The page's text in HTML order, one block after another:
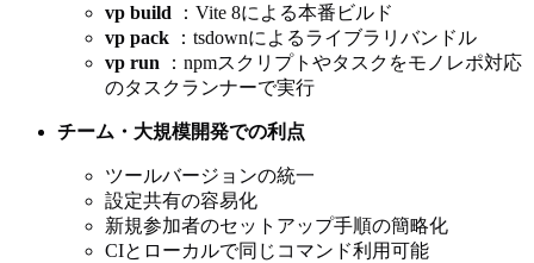
vp build ：Vite 8による本番ビルド
vp pack ：tsdownによるライブラリバンドル
vp run ：npmスクリプトやタスクをモノレポ対応
のタスクランナーで実行
チーム・大規模開発での利点
ツールバージョンの統一
設定共有の容易化
新規参加者のセットアップ手順の簡略化
CIとローカルで同じコマンド利用可能